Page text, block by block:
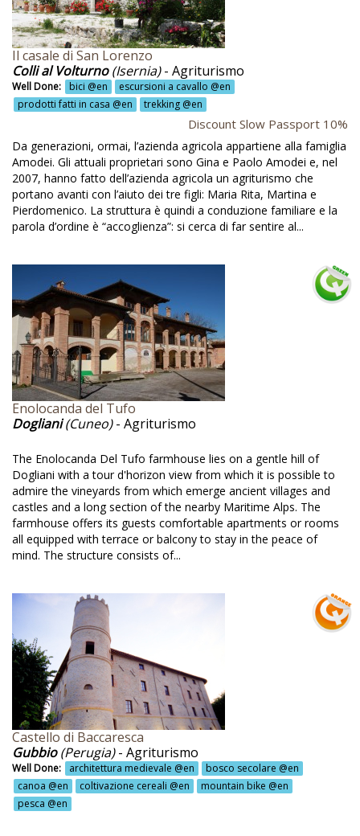
vegetariano @en
vegetariano e vegano @en
@en
bio @en
@en
Subasio @en
attrezzi agricoli @en
bike @en
biking @en
attrezzi agricoli @en
@en
incontaminata @en
architettoniche @en
bici @en
biciclette @en
walking @en
walking @en
@en
@en
agli ospiti @en
benvenuto @en
di benvenuto @en
@en
@en
bio @en
biologico @en
Il casale di San Lorenzo
Colli al Volturno(Isernia)- Agriturismo
Well Done: bici @en
escursioni a cavallo @en
prodotti fatti in casa @en
trekking @en
Discount Slow Passport 10%
Da generazioni, ormai, l’azienda agricola appartiene alla famiglia
Amodei. Gli attuali proprietari sono Gina e Paolo Amodei e, nel
2007, hanno fatto dell’azienda agricola un agriturismo che
portano avanti con l’aiuto dei tre figli: Maria Rita, Martina e
Pierdomenico. La struttura è quindi a conduzione familiare e la
parola d’ordine è “accoglienza”: si cerca di far sentire al...
Enolocanda del Tufo
Dogliani(Cuneo)- Agriturismo
The Enolocanda Del Tufo farmhouse lies on a gentle hill of
Dogliani with a tour d'horizon view from which it is possible to
admire the vineyards from which emerge ancient villages and
castles and a long section of the nearby Maritime Alps. The
farmhouse offers its guests comfortable apartments or rooms
all equipped with terrace or balcony to stay in the peace of
mind. The structure consists of...
Castello di Baccaresca
Gubbio(Perugia)- Agriturismo
Well Done: architettura medievale @en
bosco secolare @en
canoa @en
coltivazione cereali @en
mountain bike @en
pesca @en